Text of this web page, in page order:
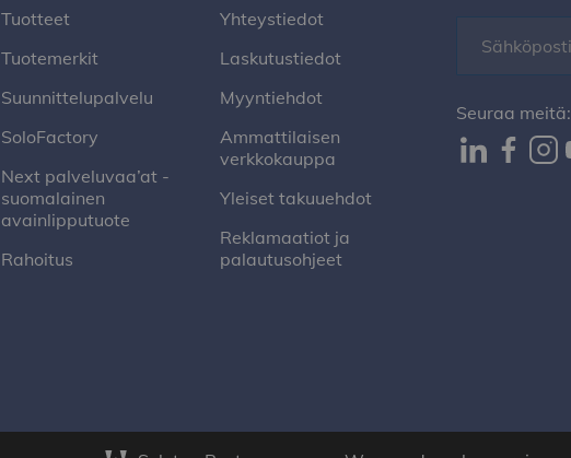
Tuotteet
Tuotemerkit
Suunnittelupalvelu
SoloFactory
Next palveluvaa’at -
suomalainen
avainlipputuote
Rahoitus
Yhteystiedot
Laskutustiedot
Myyntiehdot
Ammattilaisen
verkkokauppa
Yleiset takuuehdot
Reklamaatiot ja
palautusohjeet
Seuraa meitä: